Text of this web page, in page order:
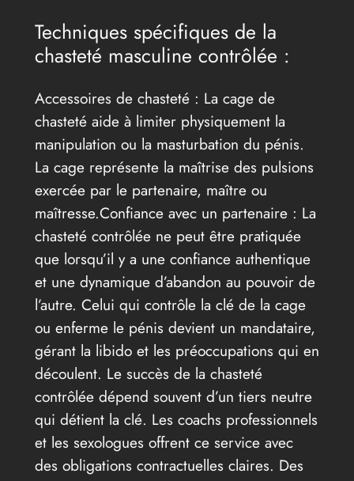
Techniques spécifiques de la
chasteté masculine contrôlée :
Accessoires de chasteté : La cage de
chasteté aide à limiter physiquement la
manipulation ou la masturbation du pénis.
La cage représente la maîtrise des pulsions
exercée par le partenaire, maître ou
maîtresse.Confiance avec un partenaire : La
chasteté contrôlée ne peut être pratiquée
que lorsqu’il y a une confiance authentique
et une dynamique d’abandon au pouvoir de
l’autre. Celui qui contrôle la clé de la cage
ou enferme le pénis devient un mandataire,
gérant la libido et les préoccupations qui en
découlent. Le succès de la chasteté
contrôlée dépend souvent d’un tiers neutre
qui détient la clé. Les coachs professionnels
et les sexologues offrent ce service avec
des obligations contractuelles claires. Des